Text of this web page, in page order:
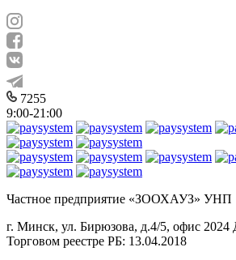
7255
9:00-21:00
Частное предприятие «ЗООХАУЗ» УНП
г. Минск, ул. Бирюзова, д.4/5, офис 2024
Торговом реестре РБ: 13.04.2018